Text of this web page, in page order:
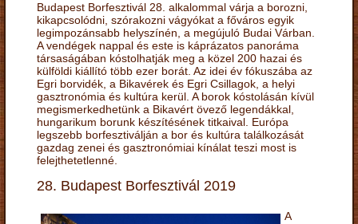
Budapest Borfesztivál 28. alkalommal várja a borozni,
kikapcsolódni, szórakozni vágyókat a főváros egyik
legimpozánsabb helyszínén, a megújuló Budai Várban.
A vendégek nappal és este is káprázatos panoráma
társaságában kóstolhatják meg a közel 200 hazai és
külföldi kiállító több ezer borát. Az idei év fókuszába az
Egri borvidék, a Bikavérek és Egri Csillagok, a helyi
gasztronómia és kultúra kerül. A borok kóstolásán kívül
megismerkedhetünk a Bikavért övező legendákkal,
hungarikum borunk készítésének titkaival. Európa
legszebb borfesztiválján a bor és kultúra találkozását
gazdag zenei és gasztronómiai kínálat teszi most is
felejthetetlenné.
28. Budapest Borfesztivál 2019
A